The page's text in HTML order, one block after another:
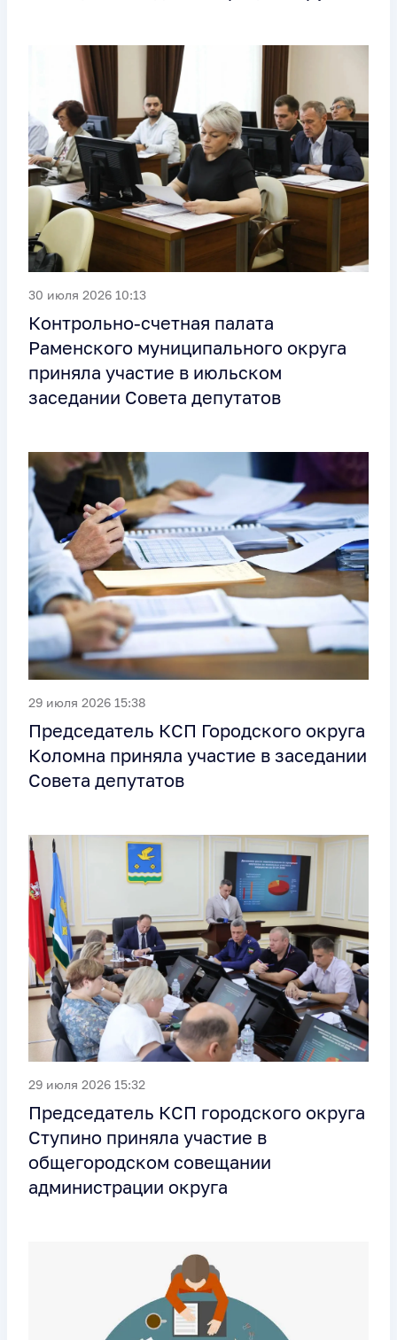
30 июля 2026 10:13
Контрольно-счетная палата
Раменского муниципального округа
приняла участие в июльском
заседании Совета депутатов
29 июля 2026 15:38
Председатель КСП Городского округа
Коломна приняла участие в заседании
Совета депутатов
29 июля 2026 15:32
Председатель КСП городского округа
Ступино приняла участие в
общегородском совещании
администрации округа